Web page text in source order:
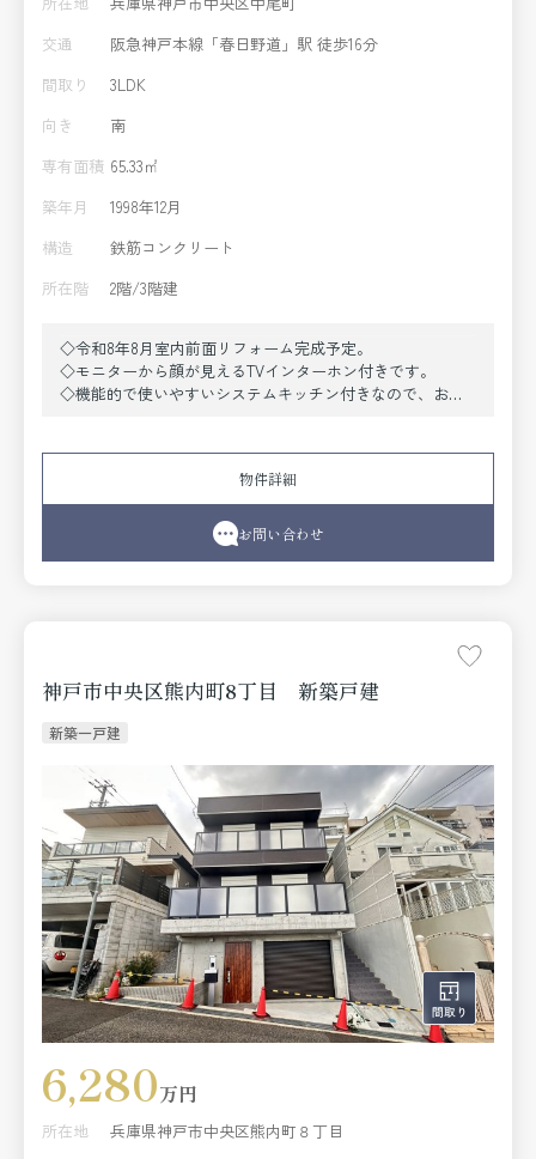
交通
阪急神戸本線「春日野道」駅 徒歩16分
間取り
3LDK
向き
南
専有面積 65.33㎡
築年月
1998年12月
構造
鉄筋コンクリート
所在階
2階/3階建
◇令和8年8月室内前面リフォーム完成予定。
◇モニターから顔が見えるTVインターホン付きです。
◇機能的で使いやすいシステムキッチン付きなので、お料
す。
物件詳細
お問い合わせ
神戸市中央区熊内町8丁目 新築戸建
新築一戸建
6,280万円
所在地
兵庫県神戸市中央区熊内町８丁目